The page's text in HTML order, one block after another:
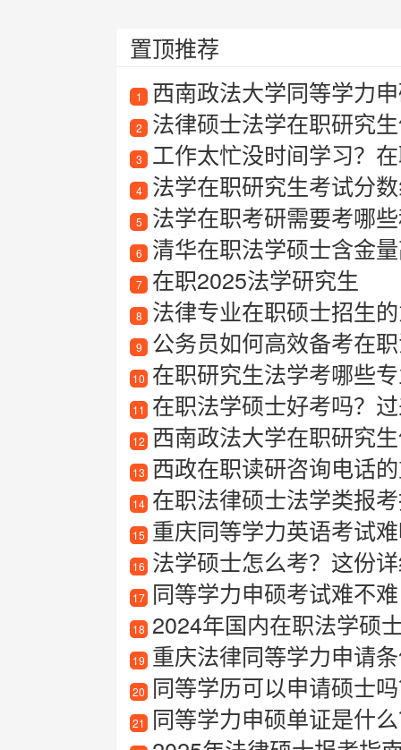
置顶推荐
1 西南政法大学同等学力
2 法律硕士法学在职研究
3 工作太忙没时间学习？
4 法学在职研究生考试分
5 法学在职考研需要考哪
6 清华在职法学硕士含金
7 在职2025法学研究生
8 法律专业在职硕士招生
9 公务员如何高效备考在
10 在职研究生法学考哪些
11 在职法学硕士好考吗？
12 西南政法大学在职研究生值
13 西政在职读研咨询电话
14 在职法律硕士法学类报考
15 重庆同等学力英语考试
16 法学硕士怎么考？这份
17 同等学力申硕考试难不难
18 2024年国内在职法学硕
19 重庆法律同等学力申请条件
20 同等学历可以申请硕士吗
21 同等学力申硕单证是什